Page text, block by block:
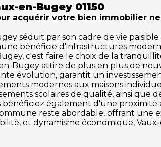
en-Bugey 01150
acquérir votre bien immobilier
séduit par son cadre de vie
bénéficie d'infrastructures
c'est faire le choix de la
Bugey attire de plus en plus de
évolution, garantit un
modernes aux maisons
scolaires de qualité, ainsi que
bénéficiez également d'une
reste abordable, offrant
et dynamisme économique,